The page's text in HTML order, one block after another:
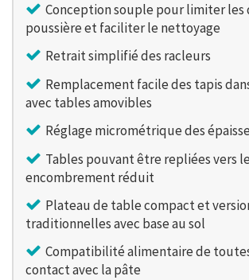
Conception souple pour limiter les
poussière et faciliter le nettoyage
Retrait simplifié des racleurs
Remplacement facile des tapis
avec tables amovibles
Réglage micrométrique des
Tables pouvant être repliées vers
encombrement réduit
Plateau de table compact et
traditionnelles avec base au sol
Compatibilité alimentaire de
contact avec la pâte